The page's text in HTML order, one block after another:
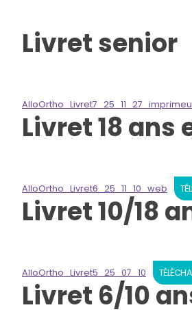
Livret senior
Livret 18 ans
AlloOrtho_Livret6_25_11_10_web
Livret 10/18
AlloOrtho_Livret5_25_07_10
Livret 6/10